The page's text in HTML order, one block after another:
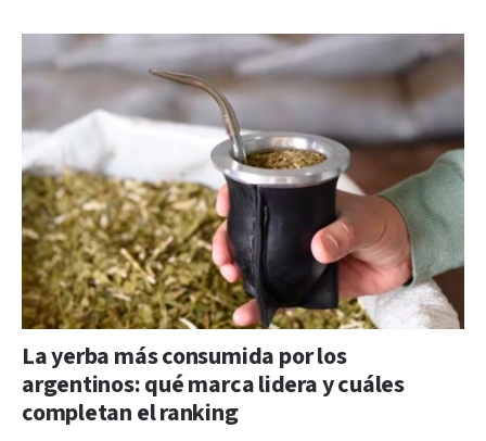
La yerba más consumida por los
argentinos: qué marca lidera y cuáles
completan el ranking